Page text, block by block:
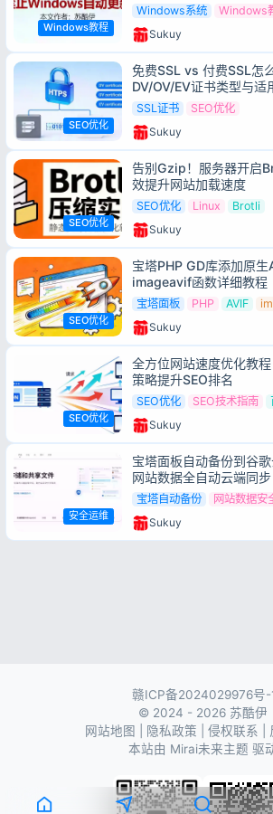
Windows教程
Windows系统
Windows
Sukuy
SEO优化
免费SSL vs 付费SSL怎
DV/OV/EV证书类型与适
SSL证书
SEO优化
Sukuy
SEO优化
告别Gzip！服务器开启
效提升网站加载速度
SEO优化 Linux
Brotli
Sukuy
SEO优化
宝塔PHP GD库添加原
imageavif函数详细教程
宝塔面板 PHP AVIF
Sukuy
SEO优化
全方位网站速度优化教
策略提升SEO排名
SEO优化 SEO技术指南
Sukuy
安全运维
宝塔面板自动备份到谷
网站数据全自动云端同步
宝塔自动备份 网站数据安
Sukuy
赣ICP备2024029976号-
© 2024 - 2026 苏酷伊
网站地图
隐私政策 侵权联系
本站由 Mirai未来主题 驱
登录
没有账号？立即注册
记住登录
登录
社交账号登录
用户协议与隐私政